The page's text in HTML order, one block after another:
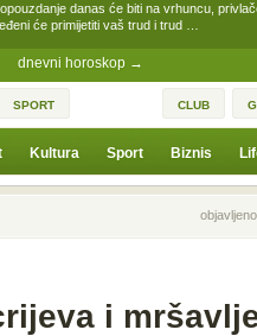
dnevni horoskop →
danas će biti na vrhuncu,
će primijetiti vaš trud i trud …
SPORT CLUB
Kultura Sport Biznis
i